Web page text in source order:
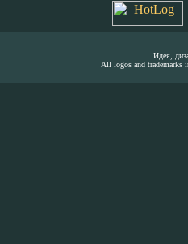
Идея,
All logos and trademarks